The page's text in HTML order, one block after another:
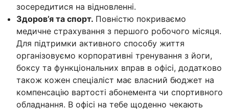
зосередитися на відновленні.
Здоров’я та спорт. Повністю покриваємо
медичне страхування з першого робочого місяця.
Для підтримки активного способу життя
організовуємо корпоративні тренування з йоги,
боксу та функціональних вправ в офісі, додатково
також кожен спеціаліст має власний бюджет на
компенсацію вартості абонемента чи спортивного
обладнання. В офісі на тебе щоденно чекають